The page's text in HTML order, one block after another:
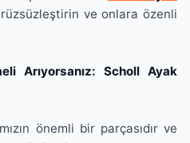
ve onlara özenli
Arıyorsanız: Scholl Ayak
önemli bir parçasıdır ve